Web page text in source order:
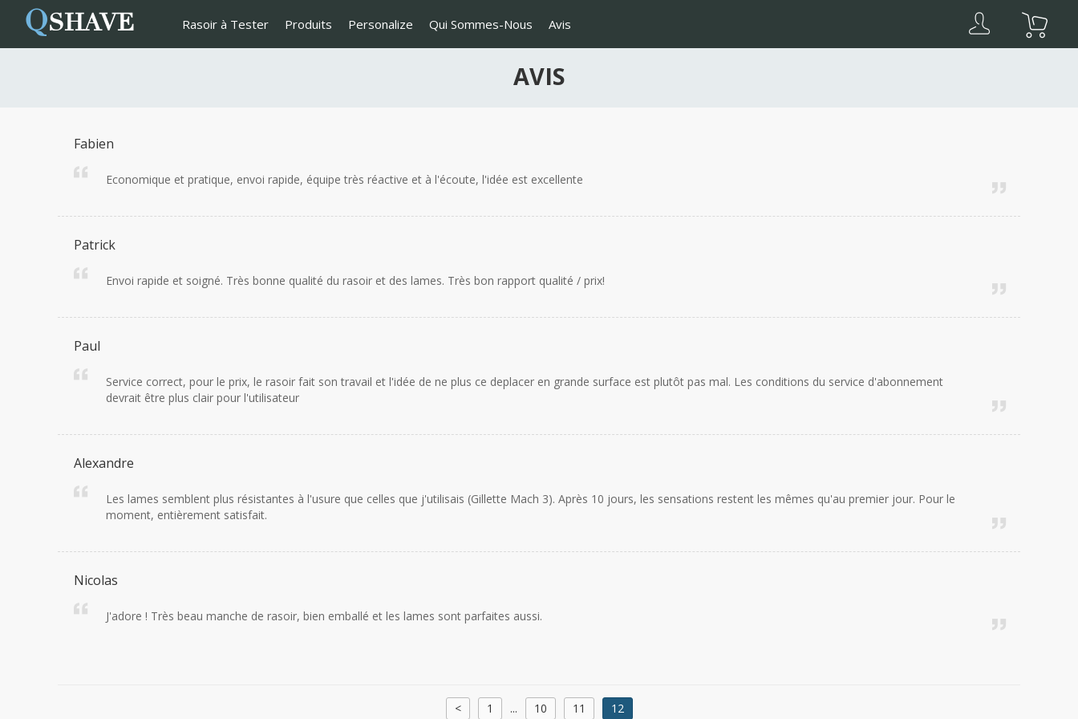
QSHAVE Rasoir à Tester Produits Personalize Qui Sommes-Nous Avis
AVIS
Fabien
Economique et pratique, envoi rapide, équipe très réactive et à l'écoute, l'idée est excellente
Patrick
Envoi rapide et soigné. Très bonne qualité du rasoir et des lames. Très bon rapport qualité / prix!
Paul
Service correct, pour le prix, le rasoir fait son travail et l'idée de ne plus ce deplacer en grande surface est plutôt pas mal. Les conditions du service d'abonnement
devrait être plus clair pour l'utilisateur
Alexandre
Les lames semblent plus résistantes à l'usure que celles que j'utilisais (Gillette Mach 3). Après 10 jours, les sensations restent les mêmes qu'au premier jour. Pour le
moment, entièrement satisfait.
Nicolas
J'adore ! Très beau manche de rasoir, bien emballé et les lames sont parfaites aussi.
< 1 ... 10 11 12